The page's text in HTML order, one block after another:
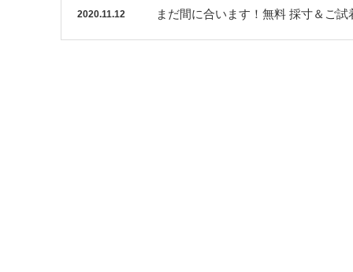
2020.11.12 まだ間に合います！無料 採寸＆ご試